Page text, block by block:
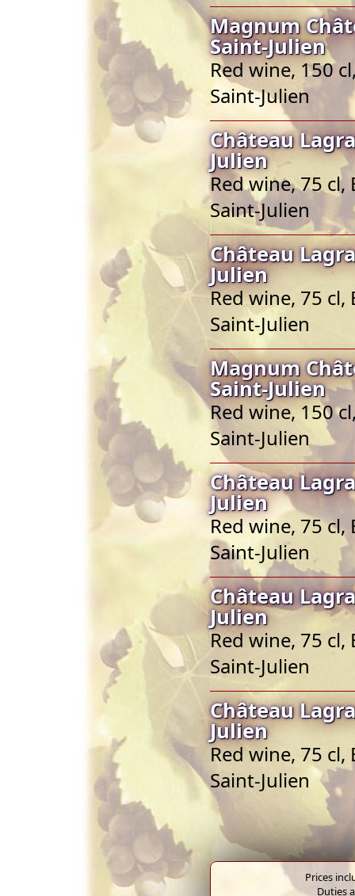
Magnum
Saint-Julien
Red wine, 150
Saint-Julien
Château
Julien
Red wine, 75 cl,
Saint-Julien
Château
Julien
Red wine, 75 cl,
Saint-Julien
Magnum
Saint-Julien
Red wine, 150
Saint-Julien
Château
Julien
Red wine, 75 cl,
Saint-Julien
Château
Julien
Red wine, 75 cl,
Saint-Julien
Château
Julien
Red wine, 75 cl,
Saint-Julien
Prices
Duties